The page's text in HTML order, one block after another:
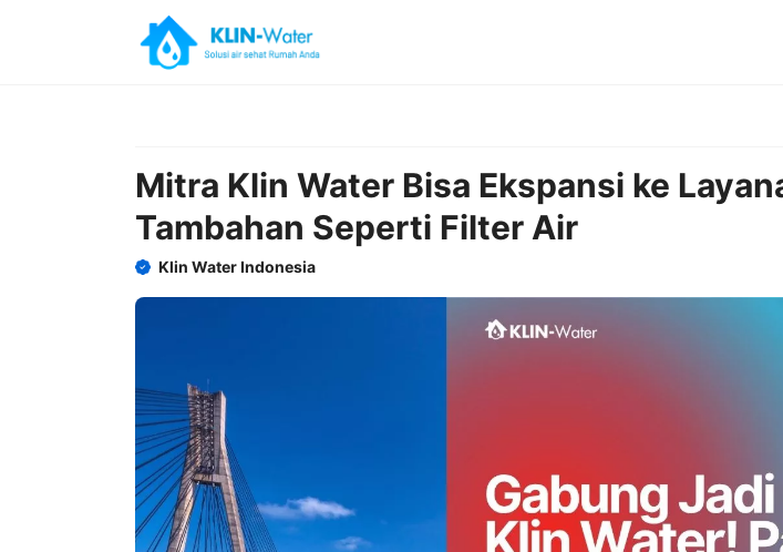
Mitra Klin Water Bisa Ekspansi ke
Tambahan Seperti Filter Air
Klin Water Indonesia